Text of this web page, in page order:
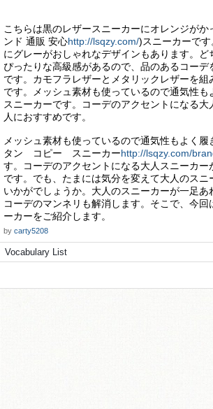
こちらは黒のレザースニーカーにオレンジがか
ンド 通販 安心http://lsqzy.com/)スニーカーで
にグレーがおしゃれなデザインもあります。ど
ぴったりな高級感があるので、品のあるコーデ
です。カモフラレザーとメタリックレザーを組
です。メッシュ素材も使っているので通気性
スニーカーです。コーデのアクセントになる
人におすすめです。
メッシュ素材も使っているので通気性もよく
タン コピー スニーカーhttp://lsqzy.com/
す。コーデのアクセントになる大人スニーカー
です。でも、たまには気分を変えて大人のスニ
いかがでしょうか。大人のスニーカーが一足あ
コーデのマンネリも解消します。そこで、今回
ーカーをご紹介します。
by carty5208
Vocabulary List